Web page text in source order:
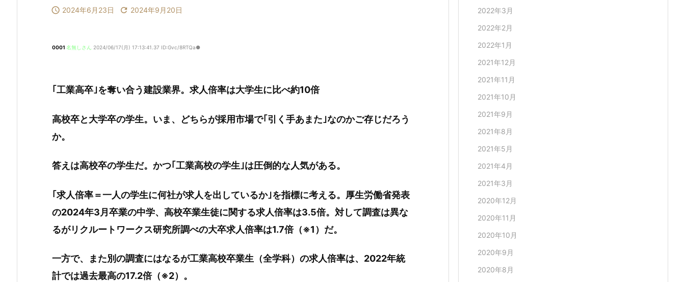
 2024年6月23日  2024年9月20日
0001 名無しさん 2024/06/17(月) 17:13:41.37 ID:Gvc/8RTQa●
｢工業高卒｣を奪い合う建設業界。求人倍率は大学生に比べ約10倍
高校卒と大学卒の学生。いま、どちらが採用市場で｢引く手あまた｣なのかご存じだろう
か。
答えは高校卒の学生だ。かつ｢工業高校の学生｣は圧倒的な人気がある。
｢求人倍率＝一人の学生に何社が求人を出しているか｣を指標に考える。厚生労働省発表
の2024年3月卒業の中学、高校卒業生徒に関する求人倍率は3.5倍。対して調査は異な
るがリクルートワークス研究所調べの大卒求人倍率は1.7倍（※1）だ。
一方で、また別の調査にはなるが工業高校卒業生（全学科）の求人倍率は、2022年統
計では過去最高の17.2倍（※2）。
2022年3月
2022年2月
2022年1月
2021年12月
2021年11月
2021年10月
2021年9月
2021年8月
2021年5月
2021年4月
2021年3月
2020年12月
2020年11月
2020年10月
2020年9月
2020年8月